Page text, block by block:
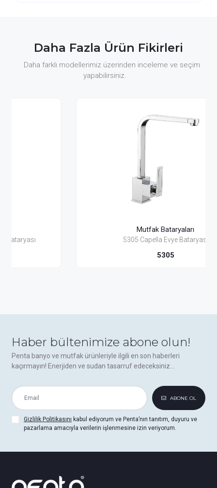
Daha Fazla Ürün Fikirleri
Daha farklı modellerimiz üzerinden inceleme ve seçim
yapabilirsiniz.
Mutfak Bataryaları
5305 Capella Evye Bataryası
Haber bültenimize abone olun!
Penta banyo ve mutfak ürünleriyle ilgili en son haberleri
kaçırmayın! Enerjiden ve sudan tasarruf edeceksiniz...
ABONE OL
Gizlilik Politikasını kabul ediyorum ve Penta’nın tanıtım, duyuru ve
pazarlama amacıyla verilerin işlenmesine izin veriyorum.